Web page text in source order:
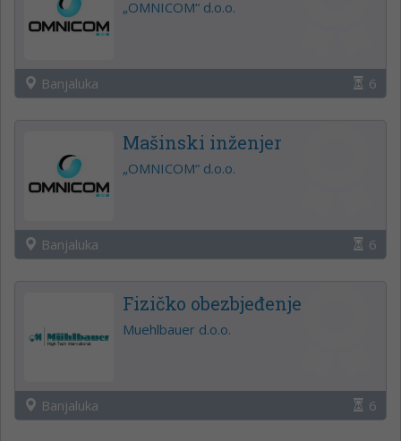
„OMNICOM“ d.o.o.
Banjaluka 6
Mašinski inženjer
„OMNICOM“ d.o.o.
Banjaluka 6
Fizičko obezbjeđenje
Muehlbauer d.o.o.
Banjaluka 6